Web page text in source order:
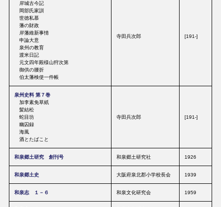
岸城古今記
岡部氏家訓
世徳私慕
藩の財政
岸藩維新事情
申論大意
泉州の教育
渡米日記
元文四年殿様山狩次第
御供の腰折
伯太藩検使一件帳
寺田兵次郎 [191-]
泉州史料 第７巻
加李素免草紙
髪結松
蛇目坊
幽囚録
海風
酒とたばこと
寺田兵次郎 [191-]
和泉郷土研究 創刊号 和泉郷土研究社 1926
和泉郷土史 大阪府泉北郡小学校長会 1939
和泉志 １－６ 和泉文化研究会 1959